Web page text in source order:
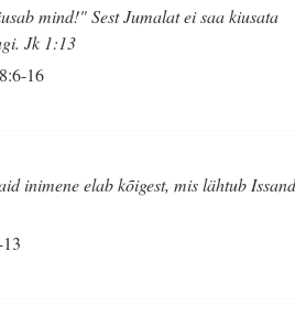
mind!" Sest Jumalat ei saa kiusata
Jk 1:13
16
inimene elab kõigest, mis lähtub